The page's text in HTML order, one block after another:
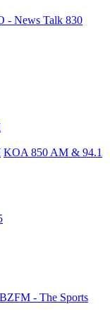
- News Talk 830
KOA 850 AM & 94.1
- The Sports